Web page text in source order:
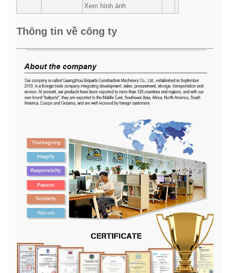
Xem hình ảnh
Thông tin về công ty